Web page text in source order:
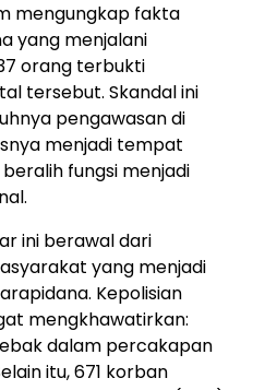
mengungkap fakta
yang menjalani
orang terbukti
tersebut. Skandal ini
pengawasan di
menjadi tempat
fungsi menjadi
ini berawal dari
yang menjadi
Kepolisian
mengkhawatirkan:
dalam percakapan
itu, 671 korban